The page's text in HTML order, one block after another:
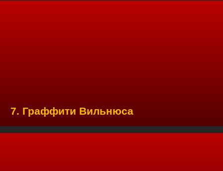
7. Граффити Вильнюса